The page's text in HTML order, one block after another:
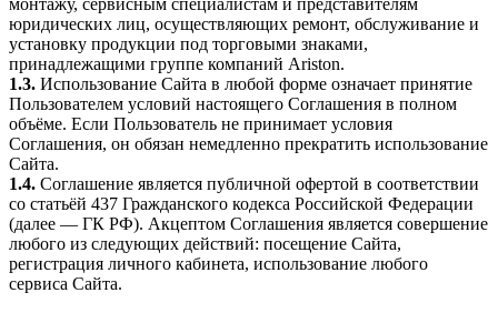
монтажу, сервисным специалистам и представителям
юридических лиц, осуществляющих ремонт, обслуживание и
установку продукции под торговыми знаками,
принадлежащими группе компаний Ariston.
1.3. Использование Сайта в любой форме означает принятие
Пользователем условий настоящего Соглашения в полном
объёме. Если Пользователь не принимает условия
Соглашения, он обязан немедленно прекратить использование
Сайта.
1.4. Соглашение является публичной офертой в соответствии
со статьёй 437 Гражданского кодекса Российской Федерации
(далее — ГК РФ). Акцептом Соглашения является совершение
любого из следующих действий: посещение Сайта,
регистрация личного кабинета, использование любого
сервиса Сайта.